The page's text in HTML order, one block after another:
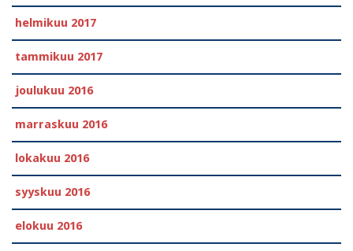
helmikuu 2017
tammikuu 2017
joulukuu 2016
marraskuu 2016
lokakuu 2016
syyskuu 2016
elokuu 2016